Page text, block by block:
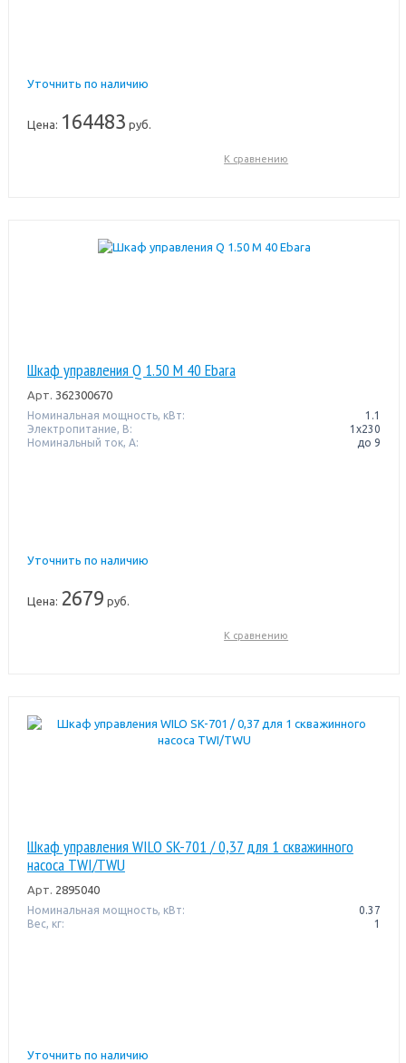
Уточнить по наличию
Цена: 164483 руб.
К сравнению
Шкаф управления Q 1.50 M 40 Ebara
Арт. 362300670
Номинальная мощность, кВт:
1.1
Электропитание, В:
1х230
Номинальный ток, А:
до 9
Уточнить по наличию
Цена: 2679 руб.
К сравнению
Шкаф управления WILO SK-701 / 0,37 для 1 скважинного
насоса TWI/TWU
Арт. 2895040
Номинальная мощность, кВт:
0.37
Вес, кг:
1
Уточнить по наличию